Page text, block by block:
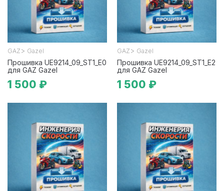
GAZ > Gazel
Прошивка UE9214_09_ST1_E0
для GAZ Gazel
1 500 ₽
GAZ > Gazel
Прошивка UE9214_09_ST1_E2
для GAZ Gazel
1 500 ₽